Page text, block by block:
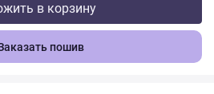
в корзину
пошив